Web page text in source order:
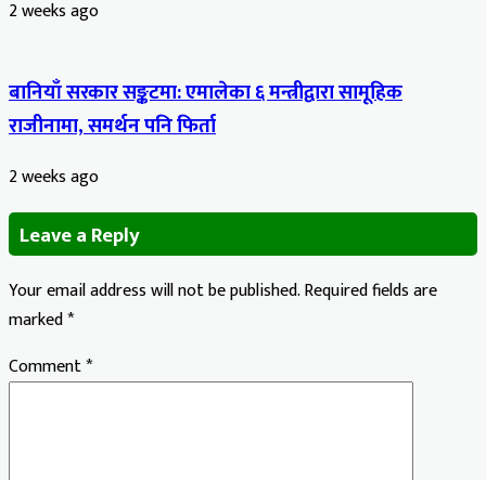
2 weeks ago
बानियाँ सरकार सङ्कटमा: एमालेका ६ मन्त्रीद्वारा सामूहिक
राजीनामा, समर्थन पनि फिर्ता
2 weeks ago
Leave a Reply
Your email address will not be published.Required fields are
marked*
Comment*